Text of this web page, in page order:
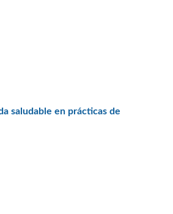
saludable en prácticas de